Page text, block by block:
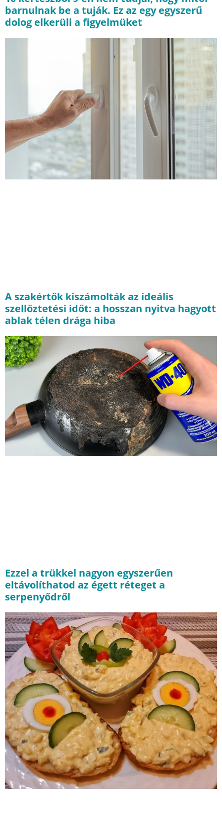
barnulnak be a tuják. Ez az egy egyszerű
dolog elkerüli a figyelmüket
A szakértők kiszámolták az ideális
szellőztetési időt: a hosszan nyitva hagyott
ablak télen drága hiba
Ezzel a trükkel nagyon egyszerűen
eltávolíthatod az égett réteget a
serpenyődről